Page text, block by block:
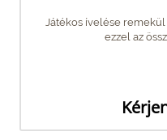
Játékos ívelése
ezzel az